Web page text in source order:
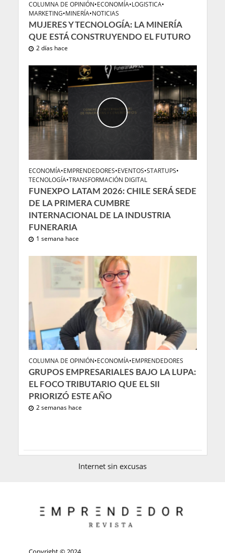
COLUMNA DE OPINIÓN•ECONOMÍA•LOGISTICA•
MARKETING•MINERÍA•NOTICIAS
MUJERES Y TECNOLOGÍA: LA MINERÍA
QUE ESTÁ CONSTRUYENDO EL FUTURO
2 días hace
ECONOMÍA•EMPRENDEDORES•EVENTOS•STARTUPS•
TECNOLOGÍA•TRANSFORMACIÓN DIGITAL
FUNEXPO LATAM 2026: CHILE SERÁ SEDE
DE LA PRIMERA CUMBRE
INTERNACIONAL DE LA INDUSTRIA
FUNERARIA
1 semana hace
COLUMNA DE OPINIÓN•ECONOMÍA•EMPRENDEDORES
GRUPOS EMPRESARIALES BAJO LA LUPA:
EL FOCO TRIBUTARIO QUE EL SII
PRIORIZÓ ESTE AÑO
2 semanas hace
Internet sin excusas